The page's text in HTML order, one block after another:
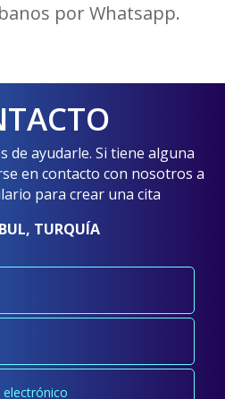
por Whatsapp.
de ayudarle. Si tiene alguna
en contacto con nosotros a
para crear una cita
TURQUÍA